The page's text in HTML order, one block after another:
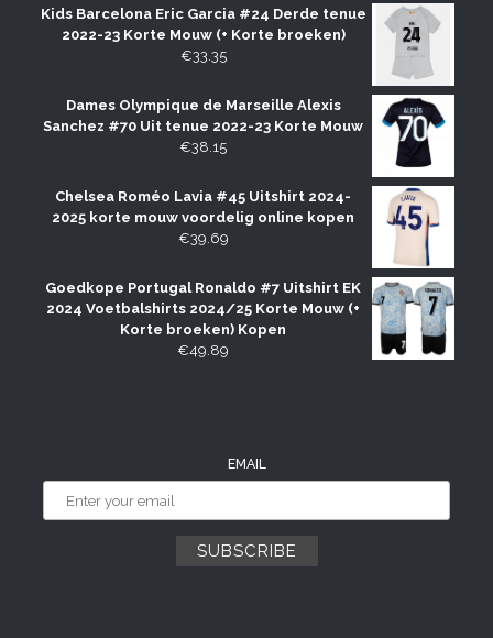
Kids Barcelona Eric Garcia #24 Derde tenue
2022-23 Korte Mouw (+ Korte broeken)
€33.35
Dames Olympique de Marseille Alexis
Sanchez #70 Uit tenue 2022-23 Korte Mouw
€38.15
Chelsea Roméo Lavia #45 Uitshirt 2024-
2025 korte mouw voordelig online kopen
€39.69
Goedkope Portugal Ronaldo #7 Uitshirt EK
2024 Voetbalshirts 2024/25 Korte Mouw (+
Korte broeken) Kopen
€49.89
EMAIL